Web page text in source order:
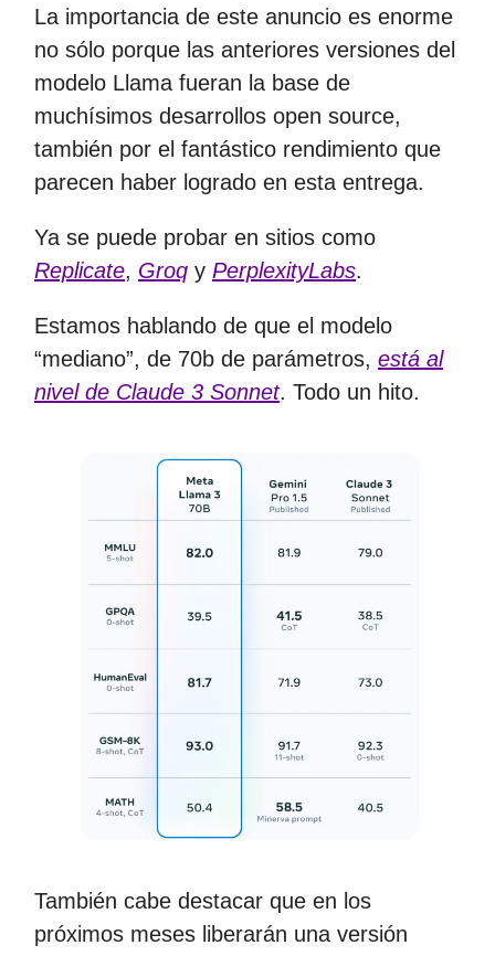
La importancia de este anuncio es enorme
no sólo porque las anteriores versiones del
modelo Llama fueran la base de
muchísimos desarrollos open source,
también por el fantástico rendimiento que
parecen haber logrado en esta entrega.
Ya se puede probar en sitios como
Replicate, Groq y PerplexityLabs.
Estamos hablando de que el modelo
“mediano”, de 70b de parámetros, está al
nivel de Claude 3 Sonnet. Todo un hito.
También cabe destacar que en los
próximos meses liberarán una versión